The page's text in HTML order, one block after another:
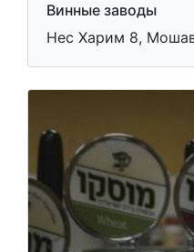
Винные заводы
Нес Харим 8,